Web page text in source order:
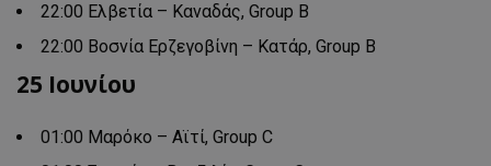
22:00 Ελβετία – Καναδάς, Group B
22:00 Βοσνία Ερζεγοβίνη – Κατάρ, Group B
25 Ιουνίου
01:00 Μαρόκο – Αϊτί, Group C